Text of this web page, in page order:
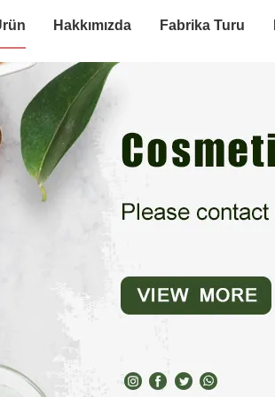
Hakkımızda Fabrika Turu